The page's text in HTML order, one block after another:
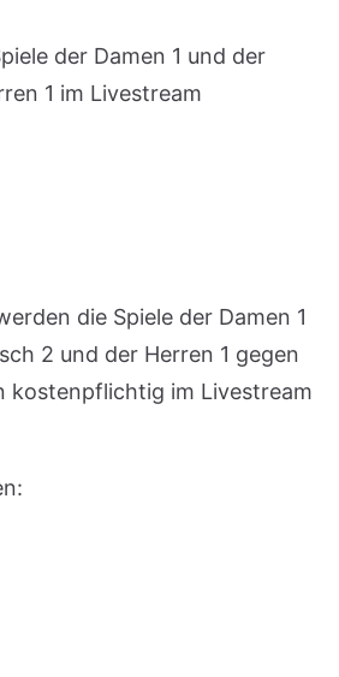
die Spiele der Damen 1
2 und der Herren 1 gegen
kostenpflichtig im Livestream